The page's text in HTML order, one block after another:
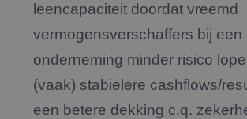
leencapaciteit doordat vreemd
vermogensverschaffers bij een
onderneming minder risico
(vaak) stabielere cashflows/
een betere dekking c.q.